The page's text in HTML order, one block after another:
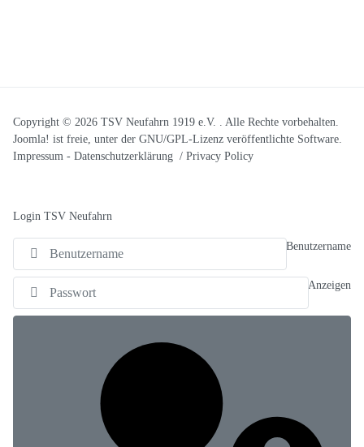
Copyright © 2026 TSV Neufahrn 1919 e.V. . Alle Rechte vorbehalten.
Joomla! ist freie, unter der GNU/GPL-Lizenz veröffentlichte Software.
Impressum - Datenschutzerklärung / Privacy Policy
Login TSV Neufahrn
Benutzername
Anzeigen